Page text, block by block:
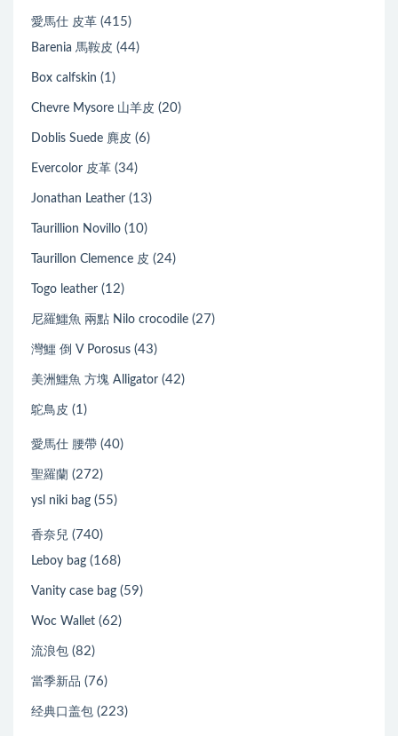
愛馬仕 皮革 (415)
Barenia 馬鞍皮 (44)
Box calfskin (1)
Chevre Mysore 山羊皮 (20)
Doblis Suede 麂皮 (6)
Evercolor 皮革 (34)
Jonathan Leather (13)
Taurillion Novillo (10)
Taurillon Clemence 皮 (24)
Togo leather (12)
尼羅鱷魚 兩點 Nilo crocodile (27)
灣鱷 倒 V Porosus (43)
美洲鱷魚 方塊 Alligator (42)
鴕鳥皮 (1)
愛馬仕 腰帶 (40)
聖羅蘭 (272)
ysl niki bag (55)
香奈兒 (740)
Leboy bag (168)
Vanity case bag (59)
Woc Wallet (62)
流浪包 (82)
當季新品 (76)
经典口盖包 (223)